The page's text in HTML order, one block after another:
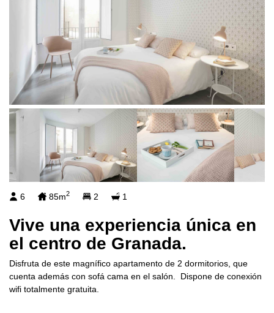
6 85m2 2 1
Vive una experiencia única en
el centro de Granada.
Disfruta de este magnífico apartamento de 2 dormitorios, que
cuenta además con sofá cama en el salón. Dispone de conexión
wifi totalmente gratuita.